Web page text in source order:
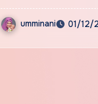
umminani 01/12/